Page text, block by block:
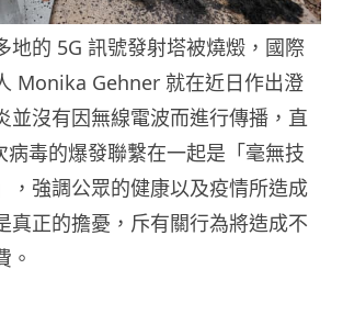
地的 5G 訊號發射塔被燒燬，國際
Monika Gehner 就在近日作出澄
並沒有因無線電波而進行傳播，直
病毒的爆發聯繫在一起是「毫無技
，強調公眾的健康以及疫情所造成
真正的擔憂，斥有關行為將造成不
。